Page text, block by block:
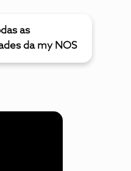
as
da my NOS